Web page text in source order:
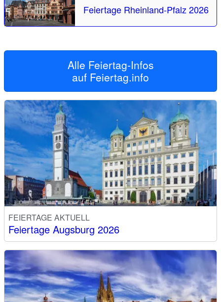
Feiertage Rheinland-Pfalz 2026
Alle Feiertag-Infos
auf Feiertag.info
FEIERTAGE AKTUELL
Feiertage Augsburg 2026